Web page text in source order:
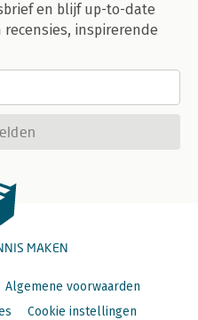
en blijf up-to-date
inspirerende
MAKEN
Algemene voorwaarden
Cookie instellingen